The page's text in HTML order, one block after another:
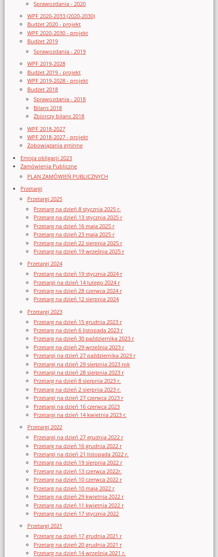
Sprawozdania - 2020
WPF 2020-2033 (2020-2030)
Budżet 2020 - projekt
WPF 2020-2030 - projekt
Budżet 2019
Sprawozdania - 2019
WPF 2019-2028
Budżet 2019 - projekt
WPF 2019-2028 - projekt
Budżet 2018
Sprawozdania - 2018
Bilans 2018
Zbiorczy bilans 2018
WPF 2018-2027
WPF 2018-2027 - projekt
Zobowiązania gminne
Emisja obligacji 2023
Zamówienia Publiczne
PLAN ZAMÓWIEŃ PUBLICZNYCH
Przetargi
Przetargi 2025
Przetarg na dzień 8 stycznia 2025 r.
Przetarg na dzień 13 stycznia 2025 r
Przetarg na dzień 16 maja 2025 r
Przetarg na dzień 23 maja 2025 r
Przetarg na dzień 22 sierpnia 2025 r
Przetarg na dzień 19 września 2025 r
Przetargi 2024
Przetarg na dzień 19 stycznia 2024 r
Przetargi na dzień 14 lutego 2024 r
Przetarg na dzień 28 czerwca 2024 r
Przetarg na dzień 12 sierpnia 2024
Przetargi 2023
Przetarg na dzień 15 grudnia 2023 r
Przetarg na dzień 6 listopada 2023 r
Przetarg na dzień 30 października 2023 r
Przetarg na dzień 29 września 2023 r
Przetargi na dzień 27 października 2023 r
Przetargi na dzień 29 sierpnia 2023 rok
Przetargi na dzień 28 sierpnia 2023 r
Przetarg na dzień 8 sierpnia 2023 r.
Przetarg na dzień 2 sierpnia 2023 r.
Przetargi na dzień 27 czerwca 2023 r
Przetargi na dzień 16 czerwca 2023
Przetargi na dzień 14 kwietnia 2023 r.
Przetargi 2022
Przetargi na dzień 27 grudnia 2022 r
Przetarg na dzień 16 grudnia 2022 r
Przetargi na dzień 21 listopada 2022 r.
Przetarg na dzień 19 sierpnia 2022 r
Przetarg na dzień 13 czerwca 2022r.
Przetarg na dzień 10 czerwca 2022 r
Przetarg na dzień 10 maja 2022 r
Przetarg na dzień 29 kwietnia 2022 r
Przetarg na dzień 11 kwietnia 2022 r
Przetarg na dzień 17 stycznia 2022
Przetargi 2021
Przetarg na dzień 17 grudnia 2021 r
Przetarg na dzień 20 grudnia 2021 r
Przetarg na dzień 14 września 2021 r.